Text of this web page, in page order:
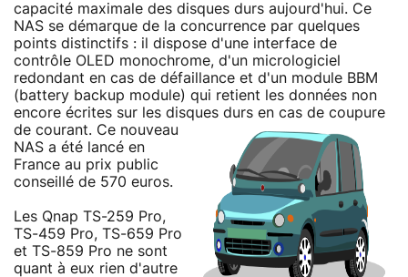
capacité maximale des disques durs aujourd'hui. Ce
NAS se démarque de la concurrence par quelques
points distinctifs : il dispose d'une interface de
contrôle OLED monochrome, d'un micrologiciel
redondant en cas de défaillance et d'un module BBM
(battery backup module) qui retient les données non
encore écrites sur les disques durs en cas de coupure
de courant. Ce nouveau
NAS a été lancé en
France au prix public
conseillé de 570 euros.
Les Qnap TS-259 Pro,
TS-459 Pro, TS-659 Pro
et TS-859 Pro ne sont
quant à eux rien d'autre